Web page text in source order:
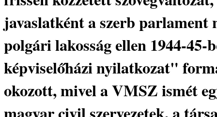
javaslatként a szerb
polgári lakosság ellen 1944-
képviselőházi nyilatkozat"
okozott, mivel a VMSZ ismét